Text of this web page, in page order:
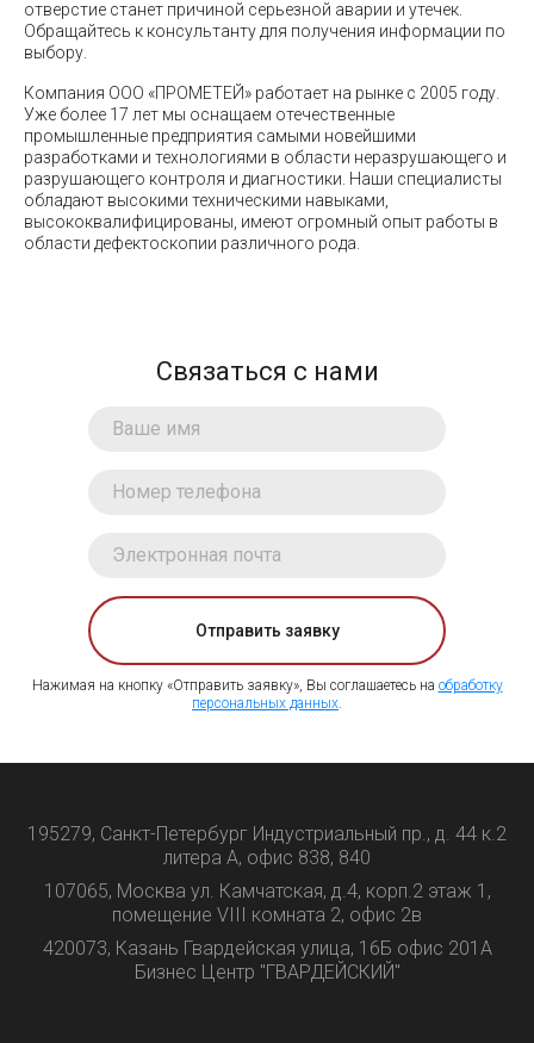
отверстие станет причиной серьезной аварии и утечек.
Обращайтесь к консультанту для получения информации по
выбору.
Компания ООО «ПРОМЕТЕЙ» работает на рынке с 2005 году.
Уже более 17 лет мы оснащаем отечественные
промышленные предприятия самыми новейшими
разработками и технологиями в области неразрушающего и
разрушающего контроля и диагностики. Наши специалисты
обладают высокими техническими навыками,
высококвалифицированы, имеют огромный опыт работы в
области дефектоскопии различного рода.
Связаться с нами
Отправить заявку
Нажимая на кнопку «Отправить заявку», Вы соглашаетесь на обработку
персональных данных.
195279, Санкт-Петербург Индустриальный пр., д. 44 к.2
литера А, офис 838, 840
107065, Москва ул. Камчатская, д.4, корп.2 этаж 1,
помещение VIII комната 2, офис 2в
420073, Казань Гвардейская улица, 16Б офис 201А
Бизнес Центр "ГВАРДЕЙСКИЙ"